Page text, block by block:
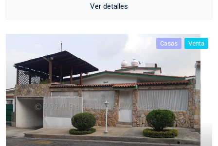
Ver detalles
Casas Venta